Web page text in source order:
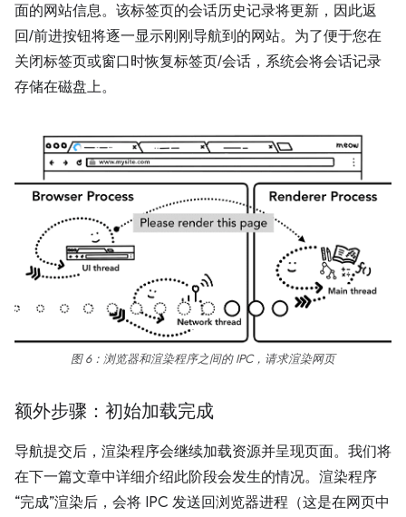
面的网站信息。该标签页的会话历史记录将更新，因此返
回/前进按钮将逐一显示刚刚导航到的网站。为了便于您在
关闭标签页或窗口时恢复标签页/会话，系统会将会话记录
存储在磁盘上。
图 6：浏览器和渲染程序之间的 IPC，请求渲染网页
额外步骤：初始加载完成
导航提交后，渲染程序会继续加载资源并呈现页面。我们将
在下一篇文章中详细介绍此阶段会发生的情况。渲染程序
“完成”渲染后，会将 IPC 发送回浏览器进程（这是在网页中